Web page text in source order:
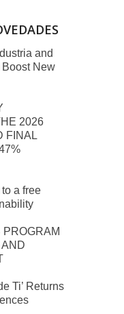
and
New
2026
FINAL
a free
Ti’ Returns